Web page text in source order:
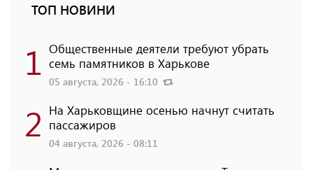
ТОП НОВИНИ
1 Общественные деятели требуют убрать
семь памятников в Харькове
05 августа, 2026 - 16:10
2 На Харьковщине осенью начнут считать
пассажиров
04 августа, 2026 - 08:11